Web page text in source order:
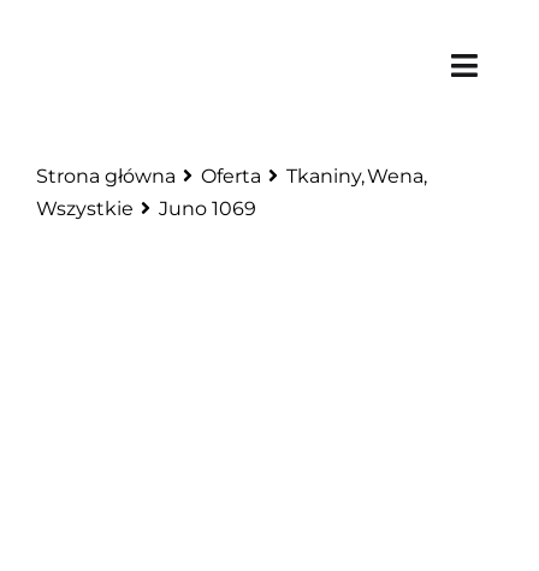
Strona główna Oferta Tkaniny Wena
Wszystkie
Juno 1069